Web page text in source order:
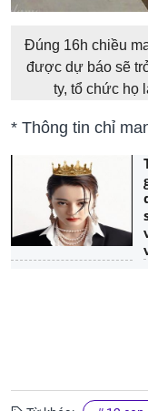
Đúng 16h chiều
được dự báo sẽ
ty, tổ chức họ
* Thông tin chỉ